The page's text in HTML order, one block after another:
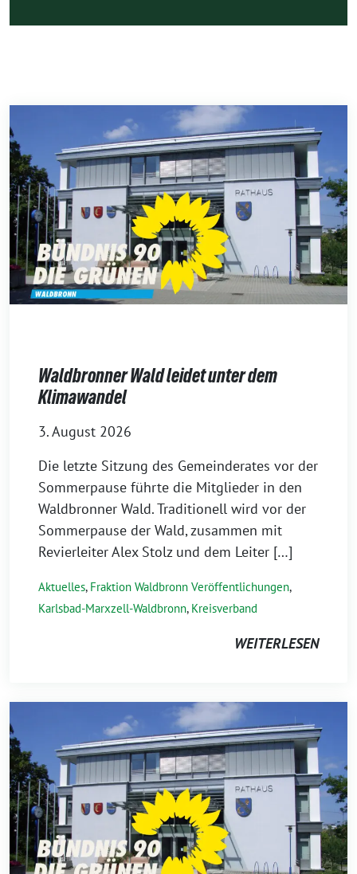
Waldbronner Wald leidet unter dem
Klimawandel
3. August 2026
Die letzte Sitzung des Gemeinderates vor der
Sommerpause führte die Mitglieder in den
Waldbronner Wald. Traditionell wird vor der
Sommerpause der Wald, zusammen mit
Revierleiter Alex Stolz und dem Leiter […]
Aktuelles, Fraktion Waldbronn Veröffentlichungen,
Karlsbad-Marxzell-Waldbronn, Kreisverband
WEITERLESEN